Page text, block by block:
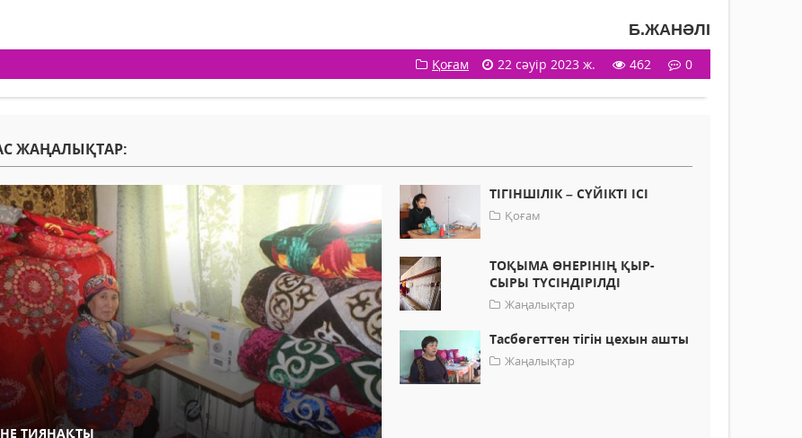
Б.ЖАНӘЛІ
Қоғам 22 сәуір 2023 ж. 462 0
ЖАҢАЛЫҚТАР:
ТИЯНАҚТЫ
ТІГІНШІЛІК – СҮЙІКТІ ІСІ
Қоғам
ТОҚЫМА ӨНЕРІНІҢ ҚЫР-
СЫРЫ ТҮСІНДІРІЛДІ
Жаңалықтар
Тасбөгеттен тігін цехын ашты
Жаңалықтар